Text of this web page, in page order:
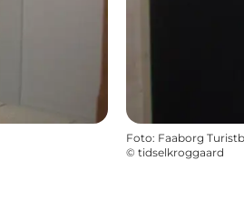
Foto: Faaborg
© tidselkroggaard